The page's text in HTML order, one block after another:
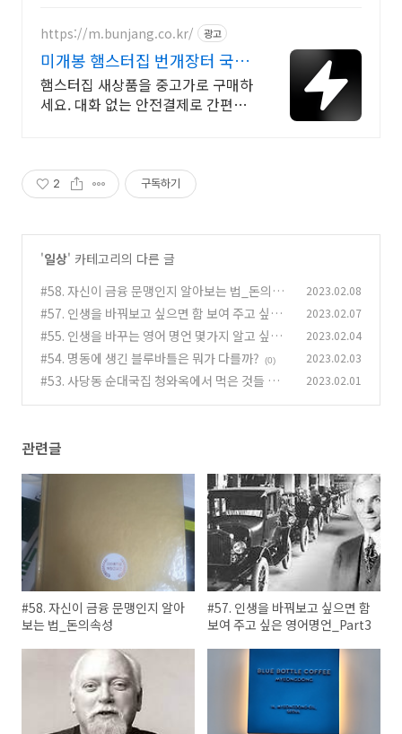
하세요.
https://m.bunjang.co.kr/ 광고
미개봉 햄스터집 번개장터 국내
최대 브랜드 중고거래
햄스터집 새상품을 중고가로 구매하
세요. 대화 없는 안전결제로 간편하
2 구독하기
'일상' 카테고리의 다른 글
#58. 자신이 금융 문맹인지 알아보는 법_돈의속
성 (14)
2023.02.08
#57. 인생을 바꿔보고 싶으면 함 보여 주고 싶은
영어명언_Part3 (0)
2023.02.07
#55. 인생을 바꾸는 영어 명언 몇가지 알고 싶음?
_Part2
(0)
2023.02.04
#54. 명동에 생긴 블루바틀은 뭐가 다를까? (0) 2023.02.03
#53. 사당동 순대국집 청와옥에서 먹은 것들 중
2023.02.01
관련글
#58. 자신이 금융 문맹인지 알아
보는 법_돈의속성
#57. 인생을 바꿔보고 싶으면 함
보여 주고 싶은 영어명언_Part3